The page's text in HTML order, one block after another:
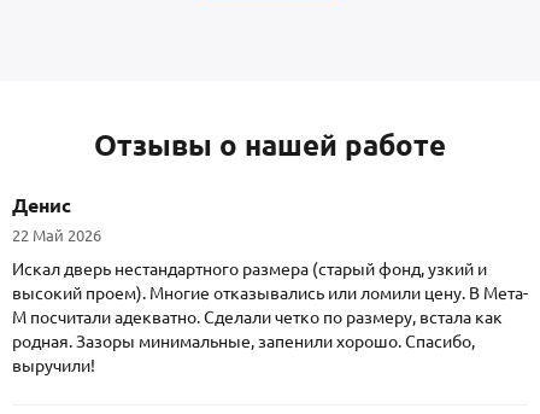
Отзывы о нашей работе
Денис
22 Май 2026
Искал дверь нестандартного размера (старый фонд, узкий и
высокий проем). Многие отказывались или ломили цену. В Мета-
М посчитали адекватно. Сделали четко по размеру, встала как
родная. Зазоры минимальные, запенили хорошо. Спасибо,
выручили!